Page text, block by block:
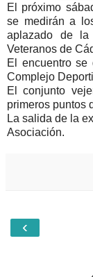
El próximo
se medirán a
aplazado de
Veteranos de
El encuentro
Complejo
El conjunto
primeros puntos
La salida de la
Asociación.
‹